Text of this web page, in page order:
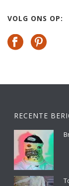
VOLG ONS OP:
RECENTE